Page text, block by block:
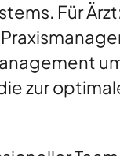
Für
zur